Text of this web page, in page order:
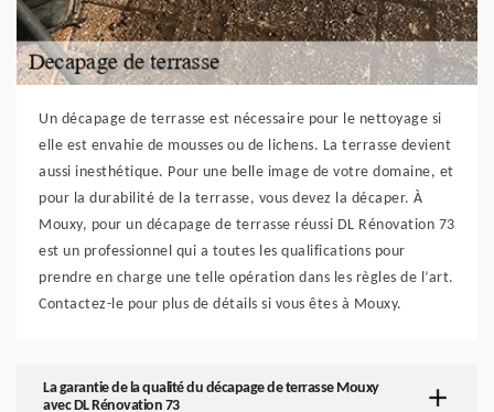
Un décapage de terrasse est nécessaire pour le nettoyage si
elle est envahie de mousses ou de lichens. La terrasse devient
aussi inesthétique. Pour une belle image de votre domaine, et
pour la durabilité de la terrasse, vous devez la décaper. À
Mouxy, pour un décapage de terrasse réussi DL Rénovation 73
est un professionnel qui a toutes les qualifications pour
prendre en charge une telle opération dans les règles de l’art.
Contactez-le pour plus de détails si vous êtes à Mouxy.
La garantie de la qualité du décapage de terrasse Mouxy
avec DL Rénovation 73